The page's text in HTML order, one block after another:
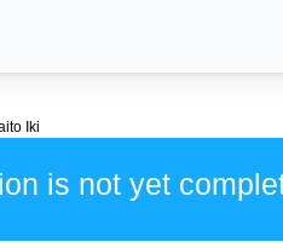
Iki
is not yet